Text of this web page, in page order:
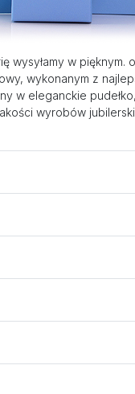
wysyłamy w pięknym.
wykonanym z
w eleganckie
wyrobów